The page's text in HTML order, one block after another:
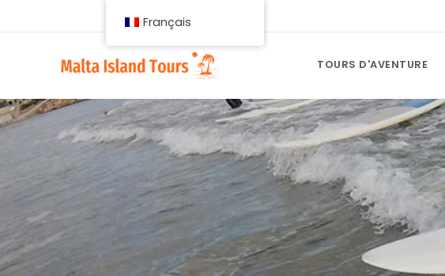
TOURS D'AVENTURE
Français